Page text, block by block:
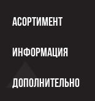
Асортимент
Информация
Дополнительно